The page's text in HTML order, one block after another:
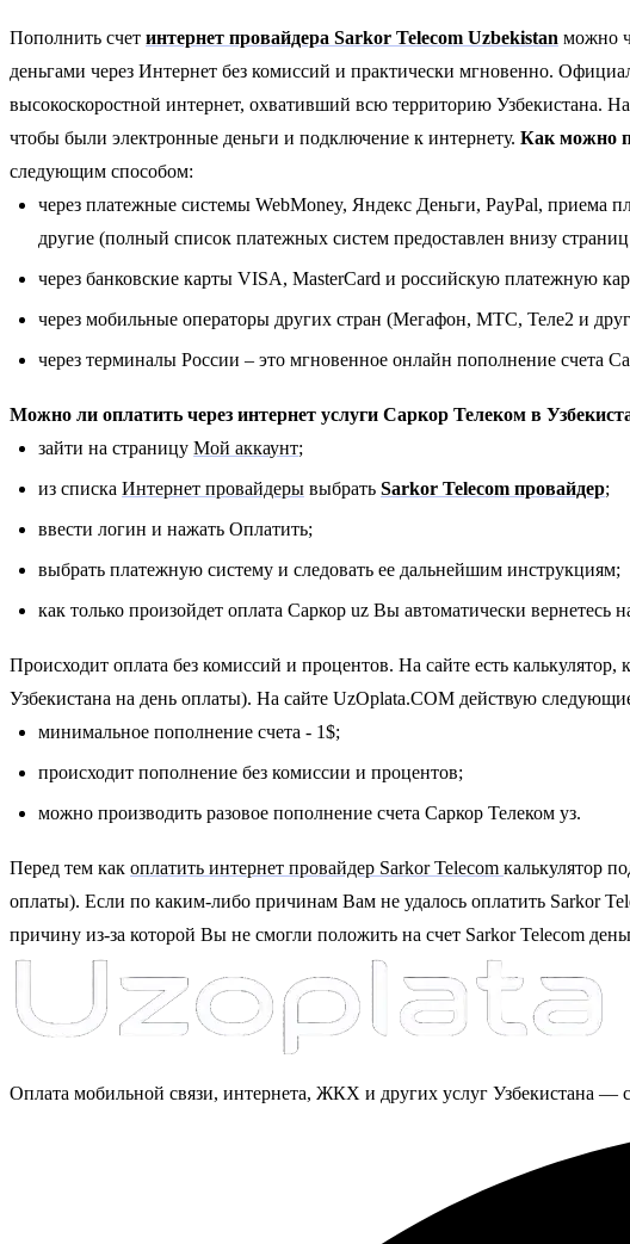
Пополнить счет интернет провайдера Sarkor Telecom Uzbekistan можно
деньгами через Интернет без комиссий и практически мгновенно.
высокоскоростной интернет, охвативший всю территорию Узбекистана.
чтобы были электронные деньги и подключение к интернету. Как можно
следующим способом:
через платежные системы WebMoney, Яндекс Деньги, PayPal, приема
другие (полный список платежных систем предоставлен внизу
через банковские карты VISA, MasterCard и российскую платежную
через мобильные операторы других стран (Мегафон, МТС, Теле2 и
через терминалы России – это мгновенное онлайн пополнение счета
Можно ли оплатить через интернет услуги Саркор Телеком в
зайти на страницу Мой аккаунт;
из списка Интернет провайдеры выбрать Sarkor Telecom провайдер;
ввести логин и нажать Оплатить;
выбрать платежную систему и следовать ее дальнейшим инструкциям;
как только произойдет оплата Саркор uz Вы автоматически вернетесь
Происходит оплата без комиссий и процентов. На сайте есть
Узбекистана на день оплаты). На сайте UzOplata.COM действую
минимальное пополнение счета - 1$;
происходит пополнение без комиссии и процентов;
можно производить разовое пополнение счета Саркор Телеком уз.
Перед тем как оплатить интернет провайдер Sarkor Telecom калькулятор
оплаты). Если по каким-либо причинам Вам не удалось оплатить Sarkor
причину из-за которой Вы не смогли положить на счет Sarkor Telecom
Оплата мобильной связи, интернета, ЖКХ и других услуг Узбекистана